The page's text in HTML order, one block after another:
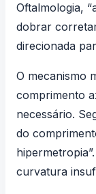
Oftalmologia,
dobrar
direcionada
O mecanismo
comprimento
necessário.
do
curvatura